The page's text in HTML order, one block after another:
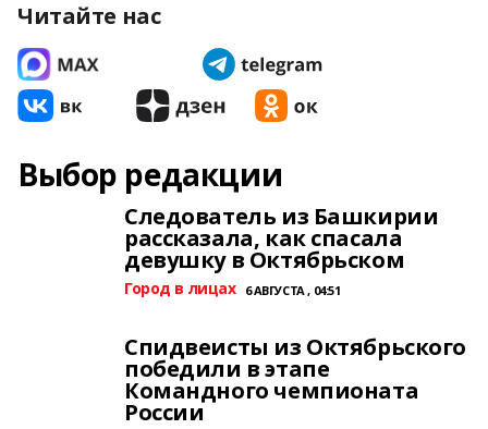
Читайте нас
Выбор редакции
Следователь из Башкирии
рассказала, как спасала
девушку в Октябрьском
Город в лицах 6 АВГУСТА , 04:51
Спидвеисты из Октябрьского
победили в этапе
Командного чемпионата
России